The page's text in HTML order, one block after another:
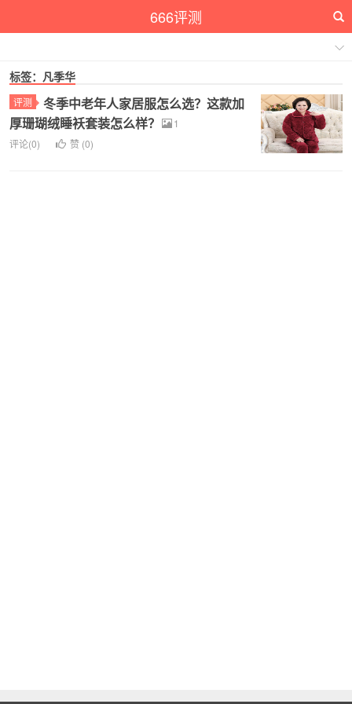
666评测
标签：凡季华
评测
冬季中老年人家居服怎么选？这款加
厚珊瑚绒睡袄套装怎么样？
1
评论(0)
赞 (0)